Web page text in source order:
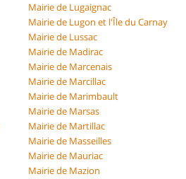
Mairie de Lugaignac
Mairie de Lugon et l'Île du Carnay
Mairie de Lussac
Mairie de Madirac
Mairie de Marcenais
Mairie de Marcillac
Mairie de Marimbault
Mairie de Marsas
Mairie de Martillac
Mairie de Masseilles
Mairie de Mauriac
Mairie de Mazion